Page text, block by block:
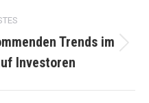
Trends im
Investoren